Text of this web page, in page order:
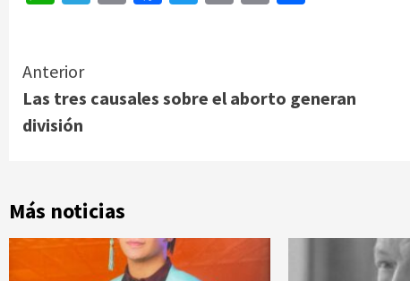
Continue
Reading
Anterior
Las tres causales sobre el aborto generan
división
Más noticias